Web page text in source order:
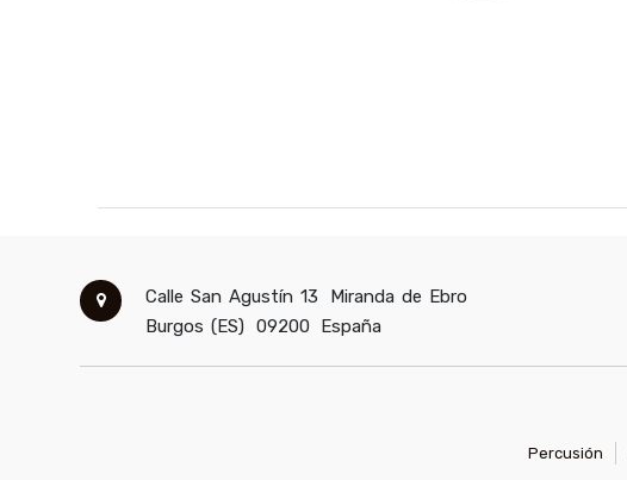
Calle San Agustín 13
Miranda de Ebro
Burgos (ES) 09200 España
Percusión